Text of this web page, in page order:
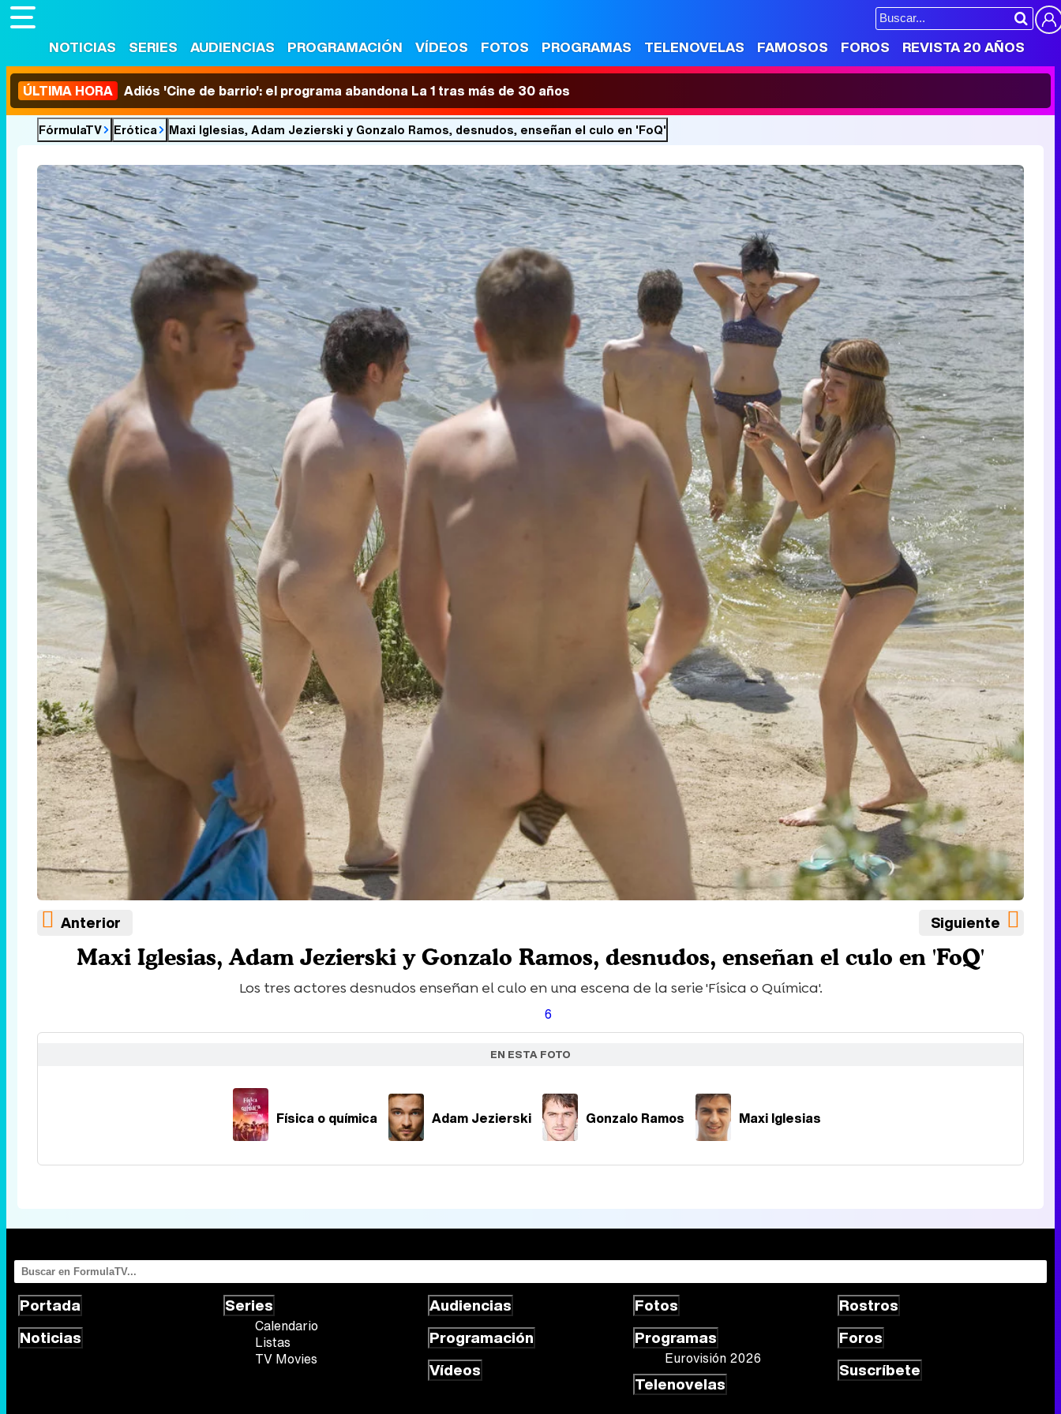
NOTICIAS SERIES AUDIENCIAS PROGRAMACIÓN VÍDEOS FOTOS PROGRAMAS TELENOVELAS FAMOSOS FOROS REVISTA 20 AÑOS
ÚLTIMA HORA Adiós 'Cine de barrio': el programa abandona La 1 tras más de 30 años
FórmulaTV Erótica Maxi Iglesias, Adam Jezierski y Gonzalo Ramos, desnudos, enseñan el culo en 'FoQ'
Anterior Siguiente
Maxi Iglesias, Adam Jezierski y Gonzalo Ramos, desnudos, enseñan el culo en 'FoQ'
Los tres actores desnudos enseñan el culo en una escena de la serie 'Física o Química'.
6
EN ESTA FOTO
Física o química Adam Jezierski Gonzalo Ramos Maxi Iglesias
Portada
Noticias
Series
Calendario
Listas
TV Movies
Audiencias
Programación
Vídeos
Fotos
Programas
Eurovisión 2026
Telenovelas
Rostros
Foros
Suscríbete